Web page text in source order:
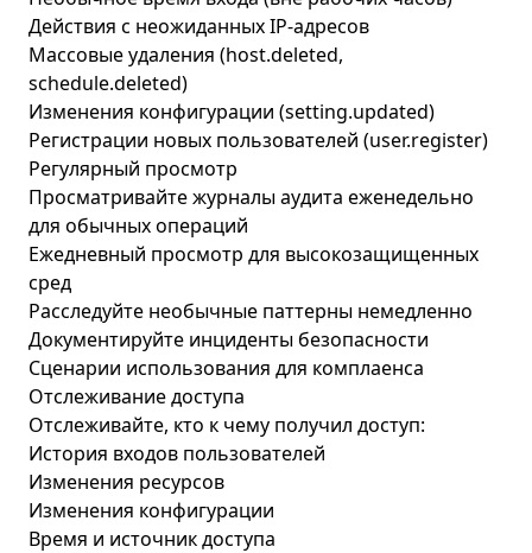
Действия с неожиданных IP-адресов
Массовые удаления (host.deleted,
schedule.deleted)
Изменения конфигурации (setting.updated)
Регистрации новых пользователей (user.register)
Регулярный просмотр
Просматривайте журналы аудита еженедельно
для обычных операций
Ежедневный просмотр для высокозащищенных
сред
Расследуйте необычные паттерны немедленно
Документируйте инциденты безопасности
Сценарии использования для комплаенса
Отслеживание доступа
Отслеживайте, кто к чему получил доступ:
История входов пользователей
Изменения ресурсов
Изменения конфигурации
Время и источник доступа